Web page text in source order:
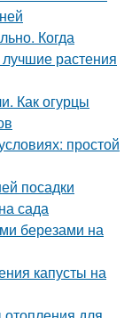
Когда
растения
Как огурцы
простой
посадки
сада
березами на
капусты на